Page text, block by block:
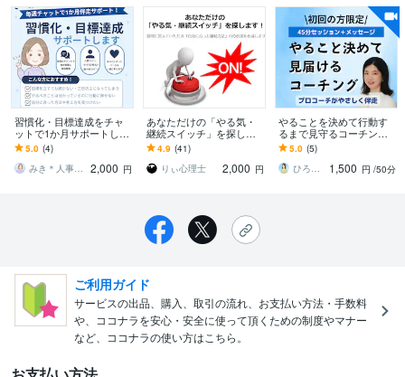
習慣化・目標達成をチャ
ットで1か月サポートしま
す 続かない人のための進
捗管理コーチング！！
5.0 (4)
みき＊人事マネージャー×キャリコン2級
2,000 円
あなただけの「やる気・
継続スイッチ」を探しま
す 質問紙に答え「自分に
合った継続方法」の分析
書を手に入れよう
4.9 (41)
りぃ心理士
2,000 円
やることを決めて行動す
るまで見守るコーチング
します 初回限定】プロコ
ーチがやさしく背中を押
し、行動までの伴走！
5.0 (5)
ひろみ＊やさしく寄り添うコーチング
1,500 円 /50分
ご利用ガイド
サービスの出品、購入、取引の流れ、お支払い方法・手数料
や、ココナラを安心・安全に使って頂くための制度やマナー
など、ココナラの使い方はこちら。